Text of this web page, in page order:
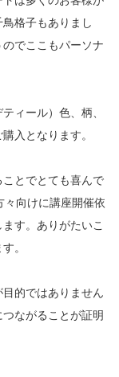
格子もありまし
でここもパーソナ
ィール）色、柄、
入となります。
とでとても喜んで
向けに講座開催依
す。ありがたいこ
。
的ではありません
ながることが証明